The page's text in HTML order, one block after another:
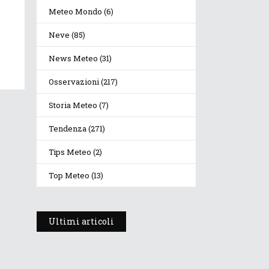
Meteo Mondo (6)
Neve (85)
News Meteo (31)
Osservazioni(217)
Storia Meteo (7)
Tendenza(271)
Tips Meteo (2)
Top Meteo (13)
Ultimi articoli